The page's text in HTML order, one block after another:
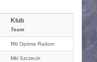
Klub
Team
Rltl Optima Radom
Mkl Szczecin